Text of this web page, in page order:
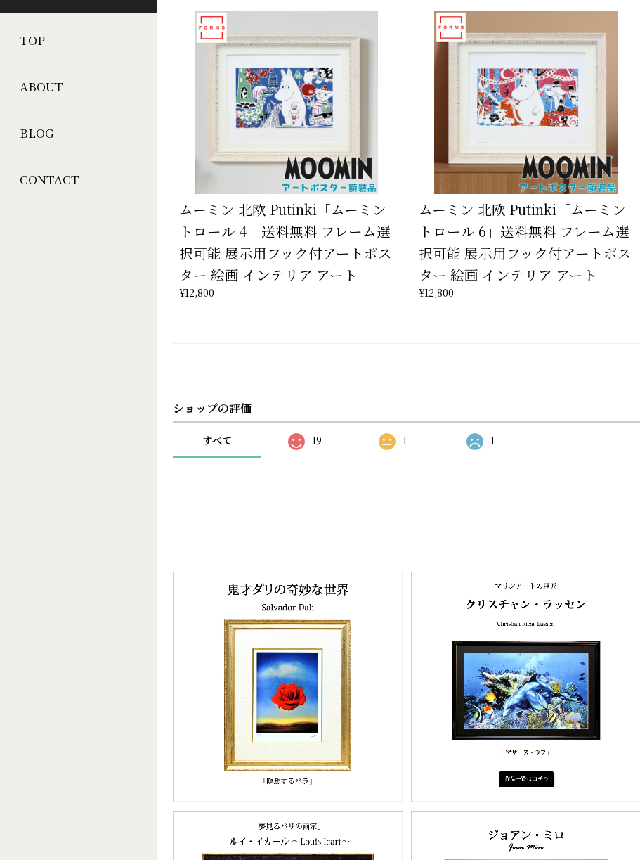
TOP
ABOUT
BLOG
CONTACT
ムーミン 北欧 Putinki「ムーミン
トロール 4」送料無料 フレーム選
択可能 展示用フック付アートポス
ター 絵画 インテリア アート
¥12,800
ムーミン 北欧 Putinki「ムーミン
トロール 6」送料無料 フレーム選
択可能 展示用フック付アートポス
ター 絵画 インテリア アート
¥12,800
ショップの評価
すべて 19 1 1